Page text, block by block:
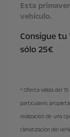
Esta
vehículo.
Consigue tu
sólo 25€
* Oferta válida del
particulares
realización de una
climatización del